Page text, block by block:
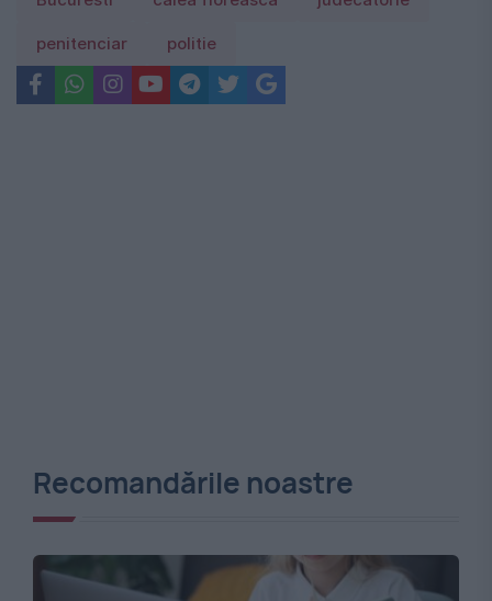
penitenciar politie
Recomandările noastre